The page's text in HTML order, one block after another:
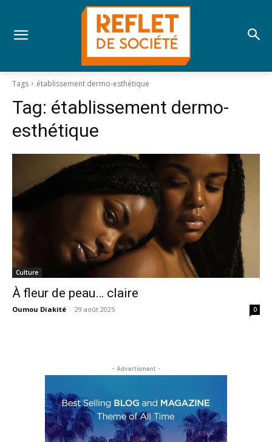
Tags établissement dermo-esthétique
Tag: établissement dermo-
esthétique
Culture
À fleur de peau… claire
Oumou Diakité - 29 août 2025 0
- Advertisment -